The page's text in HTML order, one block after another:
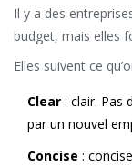
Il y a des
budget, mais elles
Elles suivent ce
Clear : clair. Pas
par un nouvel
Concise :